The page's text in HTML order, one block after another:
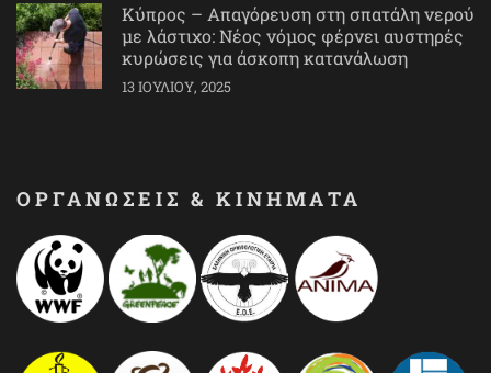
Κύπρος – Απαγόρευση στη σπατάλη νερού
με λάστιχο: Νέος νόμος φέρνει αυστηρές
κυρώσεις για άσκοπη κατανάλωση
13 ΙΟΥΛΊΟΥ, 2025
ΟΡΓΑΝΩΣΕΙΣ & ΚΙΝΗΜΑΤΑ